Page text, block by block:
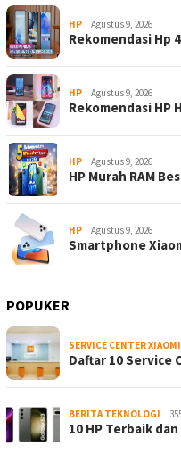
HP Agustus 9, 2026
Rekomendasi Hp
HP Agustus 9, 2026
Rekomendasi HP
HP Agustus 9, 2026
HP Murah RAM
HP Agustus 9, 2026
Smartphone
POPUKER
SERVICE CENTER XIAOMI
Daftar 10 Service
BERITA TEKNOLOGI
10 HP Terbaik